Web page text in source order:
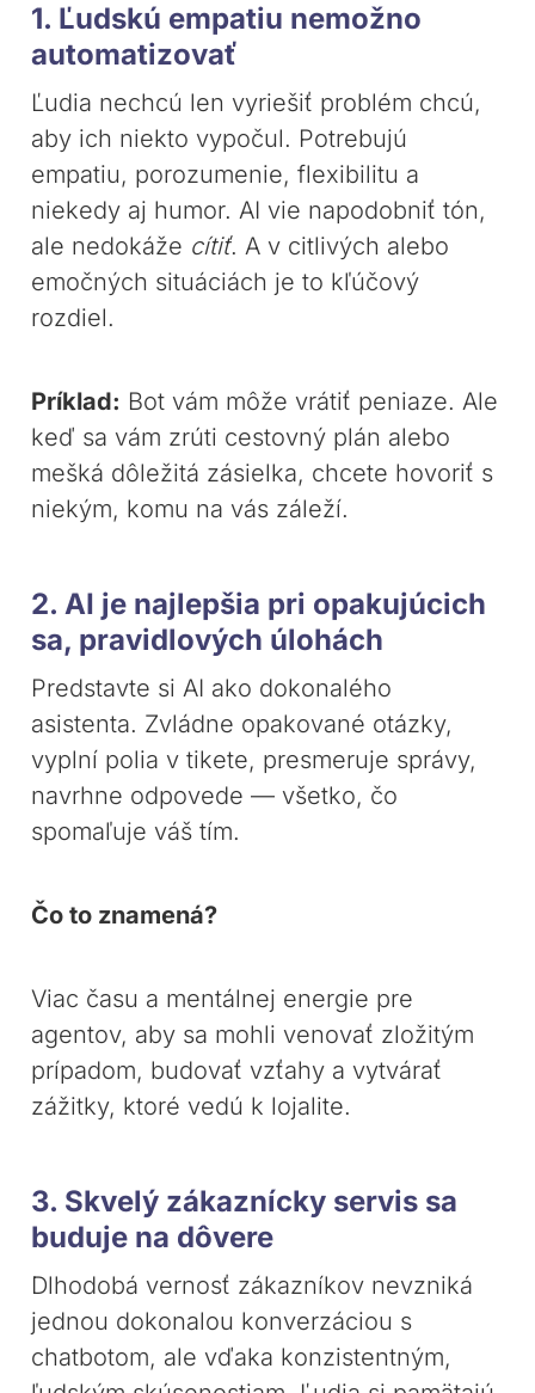
1. Ľudskú empatiu nemožno
automatizovať
Ľudia nechcú len vyriešiť problém chcú,
aby ich niekto vypočul. Potrebujú
empatiu, porozumenie, flexibilitu a
niekedy aj humor. AI vie napodobniť tón,
ale nedokáže cítiť. A v citlivých alebo
emočných situáciách je to kľúčový
rozdiel.
Príklad: Bot vám môže vrátiť peniaze. Ale
keď sa vám zrúti cestovný plán alebo
mešká dôležitá zásielka, chcete hovoriť s
niekým, komu na vás záleží.
2. AI je najlepšia pri opakujúcich
sa, pravidlových úlohách
Predstavte si AI ako dokonalého
asistenta. Zvládne opakované otázky,
vyplní polia v tikete, presmeruje správy,
navrhne odpovede — všetko, čo
spomaľuje váš tím.
Čo to znamená?
Viac času a mentálnej energie pre
agentov, aby sa mohli venovať zložitým
prípadom, budovať vzťahy a vytvárať
zážitky, ktoré vedú k lojalite.
3. Skvelý zákaznícky servis sa
buduje na dôvere
Dlhodobá vernosť zákazníkov nevzniká
jednou dokonalou konverzáciou s
chatbotom, ale vďaka konzistentným,